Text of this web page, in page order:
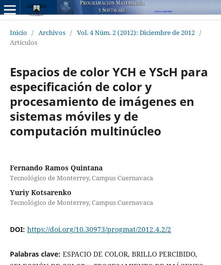
Inicio / Archivos / Vol. 4 Núm. 2 (2012): Diciembre de 2012 /
Artículos
Espacios de color YCH e YScH para
especificación de color y
procesamiento de imágenes en
sistemas móviles y de
computación multinúcleo
Fernando Ramos Quintana
Tecnológico de Monterrey, Campus Cuernavaca
Yuriy Kotsarenko
Tecnológico de Monterrey, Campus Cuernavaca
DOI: https://doi.org/10.30973/progmat/2012.4.2/2
Palabras clave: ESPACIO DE COLOR, BRILLO PERCIBIDO,